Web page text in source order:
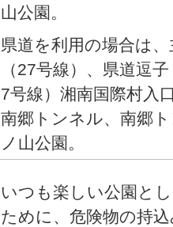
山公園。
県道を利用の場合は
（27号線）、県道逗
7号線）湘南国際村入
南郷トンネル、南郷
ノ山公園。
いつも楽しい公園と
ために、危険物の持